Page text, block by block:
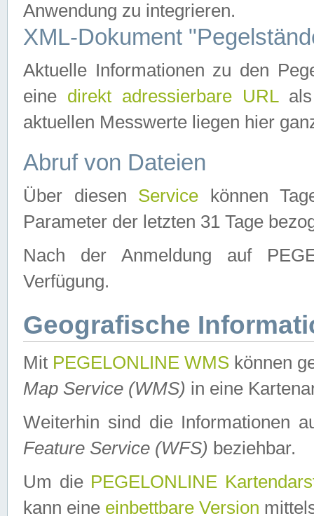
Anwendung zu integrieren.
XML-Dokument
Aktuelle Informationen zu den
eine direkt adressierbare URLals
aktuellen Messwerte liegen hier
Abruf von Dateien
Über diesen Service können
Parameter der letzten 31 Tage
Nach der Anmeldung auf
Verfügung.
Geografische
Mit PEGELONLINE WMS können
Map Service (WMS) in eine
Weiterhin sind die Informationen
Feature Service (WFS) beziehbar.
Um die PEGELONLINE
kann eine einbettbare Version